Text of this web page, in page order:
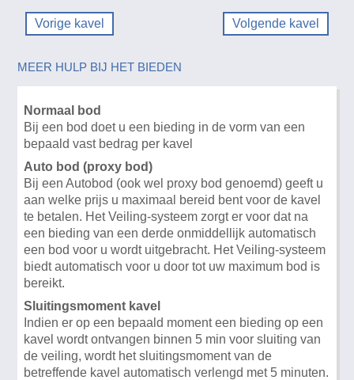
Vorige kavel Volgende kavel
MEER HULP BIJ HET BIEDEN
Normaal bod
Bij een bod doet u een bieding in de vorm van een
bepaald vast bedrag per kavel
Auto bod (proxy bod)
Bij een Autobod (ook wel proxy bod genoemd) geeft u
aan welke prijs u maximaal bereid bent voor de kavel
te betalen. Het Veiling-systeem zorgt er voor dat na
een bieding van een derde onmiddellijk automatisch
een bod voor u wordt uitgebracht. Het Veiling-systeem
biedt automatisch voor u door tot uw maximum bod is
bereikt.
Sluitingsmoment kavel
Indien er op een bepaald moment een bieding op een
kavel wordt ontvangen binnen 5 min voor sluiting van
de veiling, wordt het sluitingsmoment van de
betreffende kavel automatisch verlengd met 5 minuten.